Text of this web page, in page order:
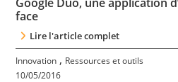
face
Lire l'article complet
Innovation , Ressources et outils
10/05/2016